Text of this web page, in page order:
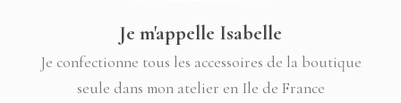
Je m'appelle Isabelle
Je confectionne tous les accessoires de la boutique
seule dans mon atelier en Ile de France